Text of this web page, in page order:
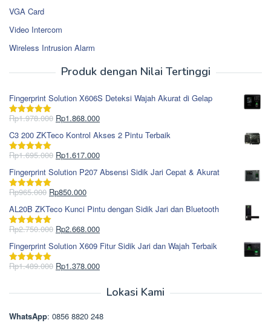
VGA Card
Video Intercom
Wireless Intrusion Alarm
Produk dengan Nilai Tertinggi
Fingerprint Solution X606S Deteksi Wajah Akurat di Gelap
Dinilai5.00
Rp1.978.000 Harga
aslinya
adalah:
Rp1.978.000.
Rp1.868.000Harga
saat
ini
adalah:
C3 200 ZKTeco Kontrol Akses 2 Pintu Terbaik
Dinilai5.00
Rp1.695.000 Harga
aslinya
adalah:
Rp1.695.000.
Rp1.617.000Harga
saat
ini
Fingerprint Solution P207 Absensi Sidik Jari Cepat & Akurat
Dinilai5.00
Rp965.000 Harga
aslinya
adalah:
Rp965.000.
Rp850.000Harga
saat
ini
adalah:
AL20B ZKTeco Kunci Pintu dengan Sidik Jari dan Bluetooth
Dinilai5.00
Rp2.750.000 Harga
aslinya
adalah:
Rp2.750.000.
Rp2.668.000Harga
saat
ini
adalah:
Fingerprint Solution X609 Fitur Sidik Jari dan Wajah Terbaik
Dinilai5.00
Rp1.489.000 Harga
Rp1.378.000Harga
Rp1.378.000.
Lokasi Kami
WhatsApp: 0856 8820 248